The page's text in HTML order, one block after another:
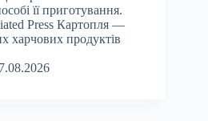
її приготування.
Press Картопля —
харчових продуктів